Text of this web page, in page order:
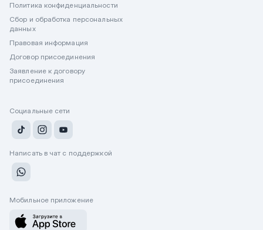
Политика конфиденциальности
Сбор и обработка персональных
данных
Правовая информация
Договор присоединения
Заявление к договору
присоединения
Социальные сети
Написать в чат с поддержкой
Мобильное приложение